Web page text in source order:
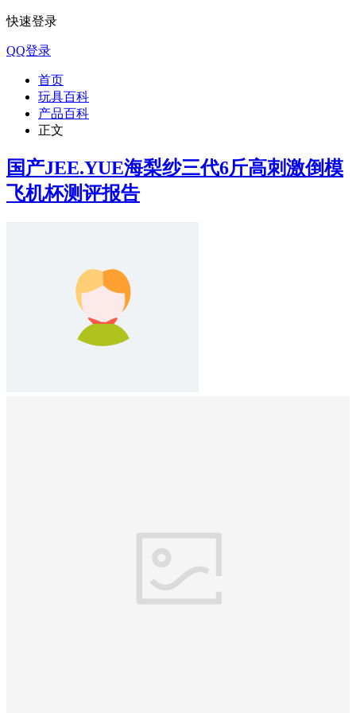
快速登录
QQ登录
首页
玩具百科
产品百科
正文
国产JEE.YUE海梨纱三代6斤高刺激倒模
飞机杯测评报告